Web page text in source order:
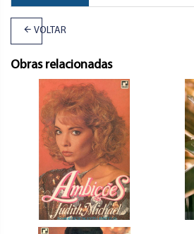
VOLTAR
Obras relacionadas